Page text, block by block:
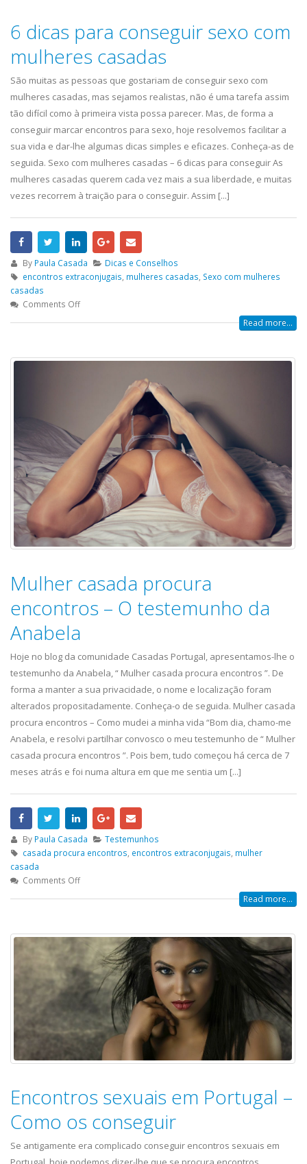
6 dicas para conseguir sexo com
mulheres casadas
São muitas as pessoas que gostariam de conseguir sexo com
mulheres casadas, mas sejamos realistas, não é uma tarefa assim
tão difícil como à primeira vista possa parecer. Mas, de forma a
conseguir marcar encontros para sexo, hoje resolvemos facilitar a
sua vida e dar-lhe algumas dicas simples e eficazes. Conheça-as de
seguida. Sexo com mulheres casadas – 6 dicas para conseguir As
mulheres casadas querem cada vez mais a sua liberdade, e muitas
vezes recorrem à traição para o conseguir. Assim [...]
By Paula Casada
Dicas e Conselhos
encontros extraconjugais, mulheres casadas, Sexo com mulheres
casadas
Comments Off
Read more...
Mulher casada procura
encontros – O testemunho da
Anabela
Hoje no blog da comunidade Casadas Portugal, apresentamos-lhe o
testemunho da Anabela, “ Mulher casada procura encontros ”. De
forma a manter a sua privacidade, o nome e localização foram
alterados propositadamente. Conheça-o de seguida. Mulher casada
procura encontros – Como mudei a minha vida “Bom dia, chamo-me
Anabela, e resolvi partilhar convosco o meu testemunho de “ Mulher
casada procura encontros ”. Pois bem, tudo começou há cerca de 7
meses atrás e foi numa altura em que me sentia um [...]
By Paula Casada
Testemunhos
casada procura encontros encontros extraconjugais mulher
casada
Comments Off
Read more...
Encontros sexuais em Portugal –
Como os conseguir
Se antigamente era complicado conseguir encontros sexuais em